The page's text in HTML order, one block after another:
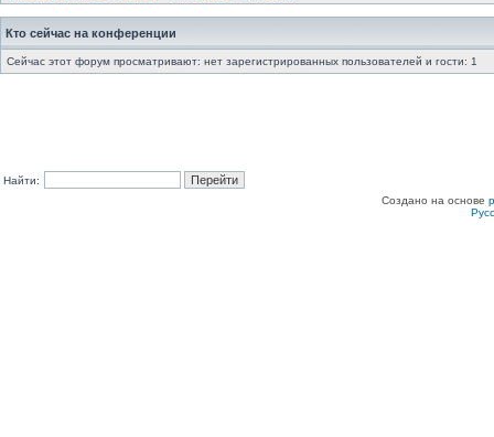
Кто сейчас на конференции
Сейчас этот форум просматривают: нет зарегистрированных пользователей и гости: 1
Найти:
Создано на основе